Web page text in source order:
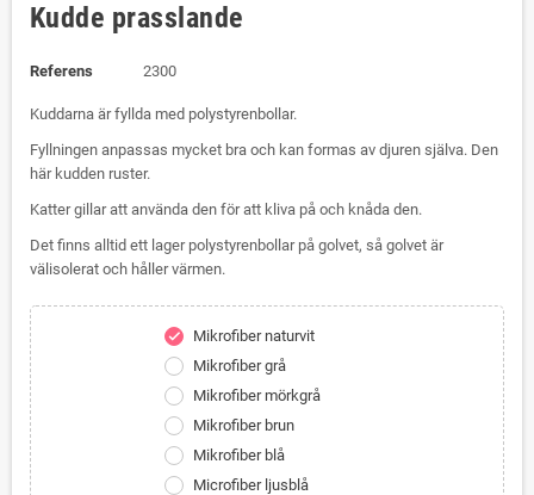
Kudde prasslande
Referens 2300
Kuddarna är fyllda med polystyrenbollar.
Fyllningen anpassas mycket bra och kan formas av djuren själva. Den
här kudden ruster.
Katter gillar att använda den för att kliva på och knåda den.
Det finns alltid ett lager polystyrenbollar på golvet, så golvet är
välisolerat och håller värmen.
check
Mikrofiber naturvit
Mikrofiber grå
Mikrofiber mörkgrå
Mikrofiber brun
Mikrofiber blå
Microfiber ljusblå